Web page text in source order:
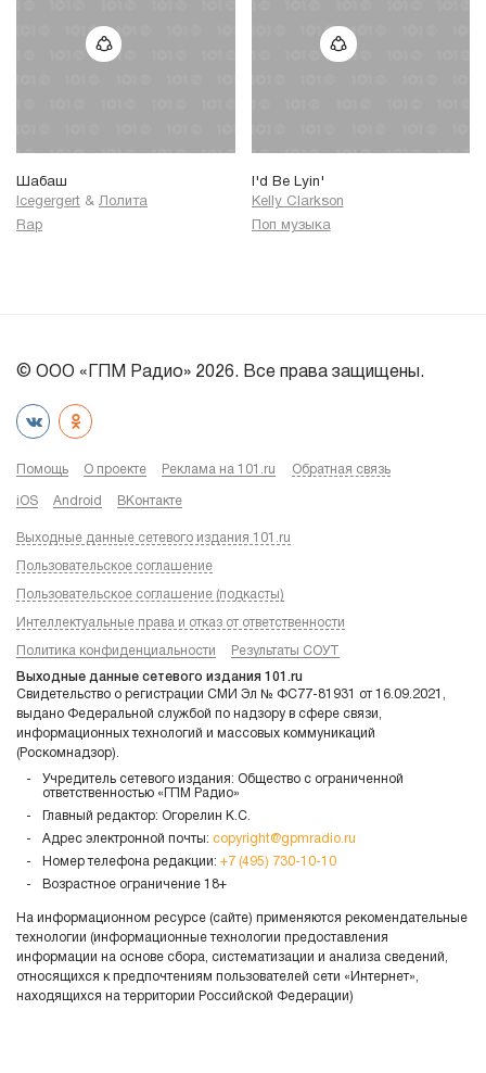
Шабаш
Icegergert & Лолита
Rap
I'd Be Lyin'
Kelly Clarkson
Поп музыка
© ООО «ГПМ Радио» 2026. Все права защищены.
Помощь О проекте Реклама на 101.ru Обратная связь
iOS Android ВКонтакте
Выходные данные сетевого издания 101.ru
Пользовательское соглашение
Пользовательское соглашение (подкасты)
Интеллектуальные права и отказ от ответственности
Политика конфиденциальности Результаты СОУТ
Выходные данные сетевого издания 101.ru
Свидетельство о регистрации СМИ Эл № ФС77-81931 от 16.09.2021,
выдано Федеральной службой по надзору в сфере связи,
информационных технологий и массовых коммуникаций
(Роскомнадзор).
Учредитель сетевого издания: Общество с ограниченной
ответственностью «ГПМ Радио»
Главный редактор: Огорелин К.С.
Адрес электронной почты: copyright@gpmradio.ru
Номер телефона редакции: +7 (495) 730-10-10
Возрастное ограничение 18+
На информационном ресурсе (сайте) применяются рекомендательные
технологии (информационные технологии предоставления
информации на основе сбора, систематизации и анализа сведений,
относящихся к предпочтениям пользователей сети «Интернет»,
находящихся на территории Российской Федерации)